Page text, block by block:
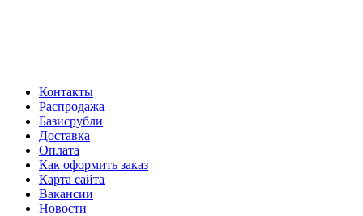
Контакты
Распродажа
Базисрубли
Доставка
Оплата
Как оформить заказ
Карта сайта
Вакансии
Новости